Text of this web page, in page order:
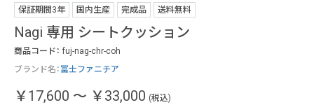
保証期間3年 国内生産 完成品 送料無料
Nagi 専用 シートクッション
商品コード： fuj-nag-chr-coh
ブランド名： 冨士ファニチア
￥17,600 ～ ￥33,000 (税込)